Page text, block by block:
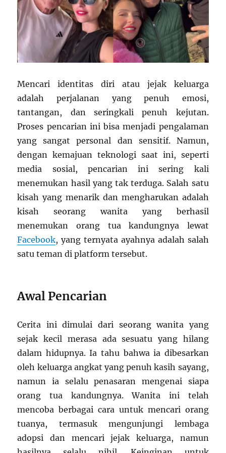
Mencari identitas diri atau jejak keluarga
adalah perjalanan yang penuh emosi,
tantangan, dan seringkali penuh kejutan.
Proses pencarian ini bisa menjadi pengalaman
yang sangat personal dan sensitif. Namun,
dengan kemajuan teknologi saat ini, seperti
media sosial, pencarian ini sering kali
menemukan hasil yang tak terduga. Salah satu
kisah yang menarik dan mengharukan adalah
kisah seorang wanita yang berhasil
menemukan orang tua kandungnya lewat
Facebook, yang ternyata ayahnya adalah salah
satu teman di platform tersebut.
Awal Pencarian
Cerita ini dimulai dari seorang wanita yang
sejak kecil merasa ada sesuatu yang hilang
dalam hidupnya. Ia tahu bahwa ia dibesarkan
oleh keluarga angkat yang penuh kasih sayang,
namun ia selalu penasaran mengenai siapa
orang tua kandungnya. Wanita ini telah
mencoba berbagai cara untuk mencari orang
tuanya, termasuk mengunjungi lembaga
adopsi dan mencari jejak keluarga, namun